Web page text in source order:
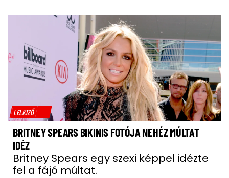
LELKIZŐ
BRITNEY SPEARS BIKINIS FOTÓJA NEHÉZ MÚLTAT
IDÉZ
Britney Spears egy szexi képpel idézte
fel a fájó múltat.